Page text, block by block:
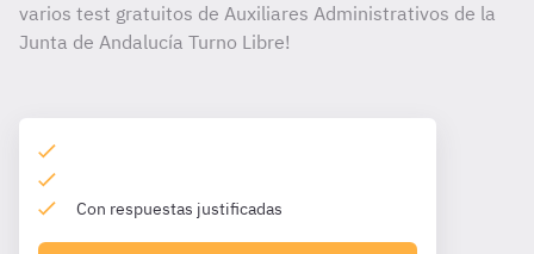
varios test gratuitos de Auxiliares Administrativos de la
Junta de Andalucía Turno Libre!
Con respuestas justificadas